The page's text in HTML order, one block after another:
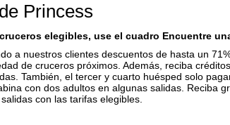
Princess
elegibles, use el cuadro Encuentre
a nuestros clientes descuentos de hasta un
de cruceros próximos. Además, reciba
También, el tercer y cuarto huésped solo
con dos adultos en algunas salidas. Reciba
con las tarifas elegibles.